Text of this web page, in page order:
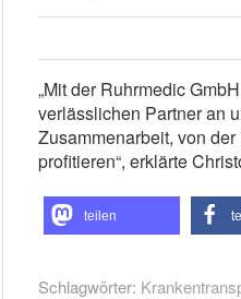
„Mit der Ruhrmedic
verlässlichen Partner an
Zusammenarbeit, von
profitieren“, erklärte
teilen
Schlagwörter: